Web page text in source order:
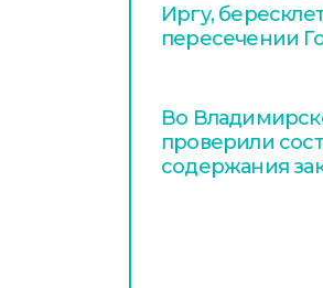
Иргу,
пересечении
Во
проверили
содержания